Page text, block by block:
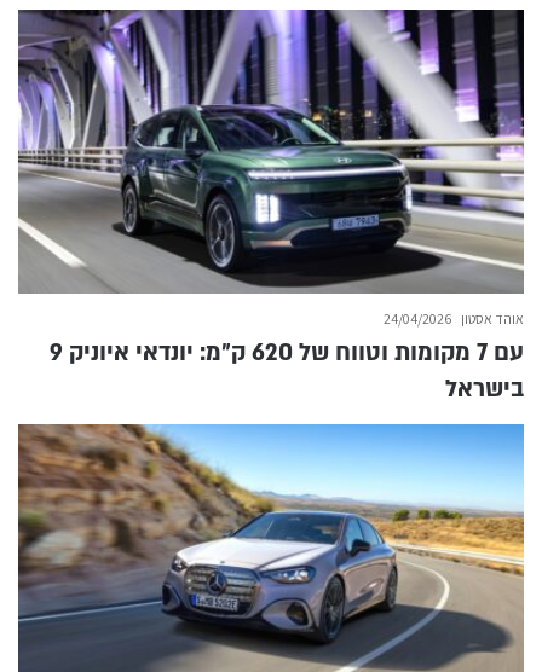
אוהד אסטון 24/04/2026
עם 7 מקומות וטווח של 620 ק״מ: יונדאי איוניק 9
בישראל